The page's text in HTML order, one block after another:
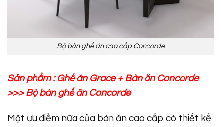
Bộ bàn ghế ăn cao cấp Concorde
Sản phẩm : Ghế ăn Grace+ Bàn ăn Concorde
>>>Bộ bàn ghế ăn Concorde
Một ưu điểm nữa của bàn ăn cao cấp có thiết kế